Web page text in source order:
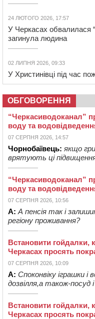
24 ЛЮТОГО 2026, 17:57
У Черкасах обвалилася
загинула людина
02 ЛИПНЯ 2026, 09:33
У Христинівці під час
ОБГОВОРЕННЯ
“Черкасиводоканал”
воду та
07 СЕРПНЯ 2026, 14:57
Чорнобаївець: якщо
врятують ці
“Черкасиводоканал”
воду та
07 СЕРПНЯ 2026, 10:56
А: А пенсія так і
регіону проживання?
Встановити гойдалки,
Черкасах просять
07 СЕРПНЯ 2026, 10:09
А: Споконвіку іграшки
дозвілля,а також-посуд
Встановити гойдалки,
Черкасах просять